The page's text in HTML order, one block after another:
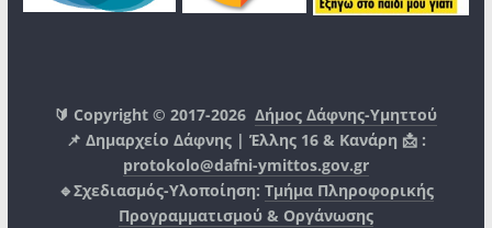
🔰 Copyright © 2017-2026Δήμος Δάφνης-Υμηττού
📌 Δημαρχείο Δάφνης | Έλλης 16 & Κανάρη 📩 :
protokolo@dafni-ymittos.gov.gr
🔹Σχεδιασμός-Υλοποίηση: Τμήμα Πληροφορικής
Προγραμματισμού & Οργάνωσης